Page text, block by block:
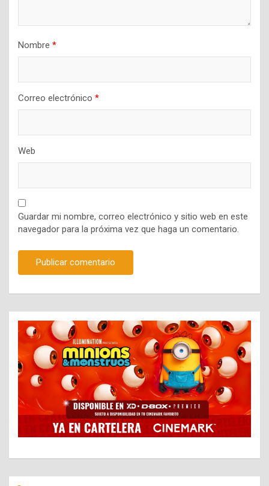
Nombre *
Correo electrónico *
Web
Guardar mi nombre, correo electrónico y sitio web en este
navegador para la próxima vez que haga un comentario.